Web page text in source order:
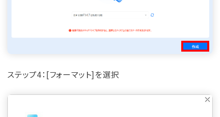
ステップ4：[フォーマット]を選択